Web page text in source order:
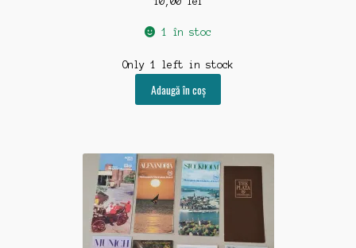
1 în stoc
Only 1 left in stock
Adaugă în coș